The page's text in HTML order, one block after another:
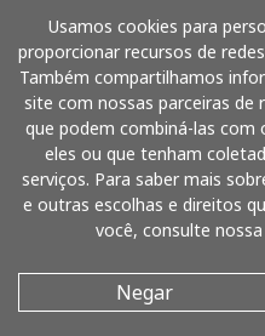
Usamos cookies para
proporcionar recursos de
Também compartilhamos
site com nossas parceiras de
que podem combiná-las
eles ou que tenham
serviços. Para saber mais
e outras escolhas e direitos
você, consulte
Negar
Como funciona
© 2026